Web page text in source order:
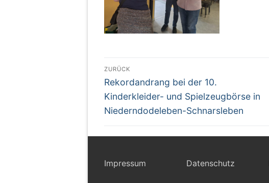
Beitragsnavigation
ZURÜCK
Vorheriger
Beitrag:
Rekordandrang bei der 10.
Kinderkleider- und Spielzeugbörse in
Niederndodeleben-Schnarsleben
Impressum Datenschutz